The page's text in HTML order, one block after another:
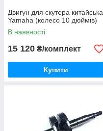
Двигун для скутера китайська
Yamaha (колесо 10 дюймів)
В наявності
15 120 ₴/комплект
Купити